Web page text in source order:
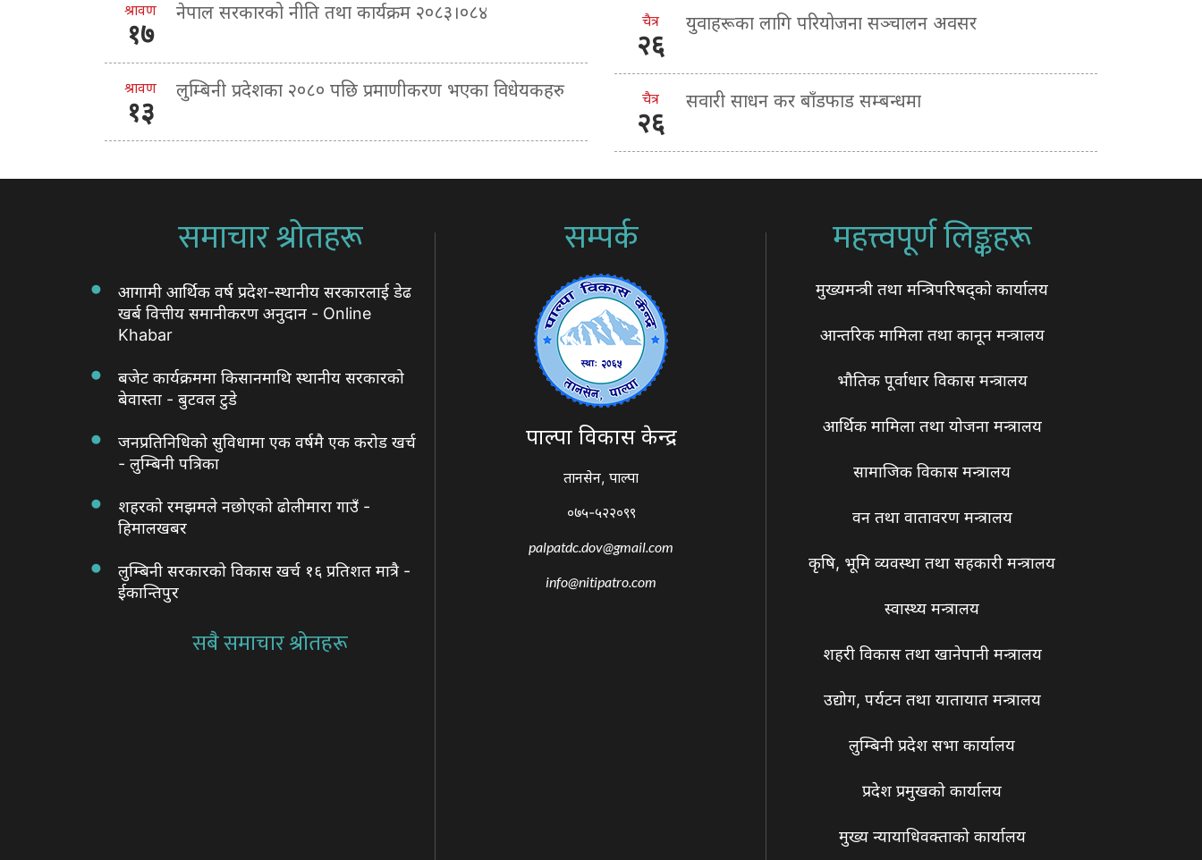
श्रावण
१७
नेपाल सरकारको नीति तथा कार्यक्रम २०८३।०८४
श्रावण
१३
लुम्बिनी प्रदेशका २०८० पछि प्रमाणीकरण भएका विधेयकहरु
चैत्र
२६
युवाहरूका लागि परियोजना सञ्चालन अवसर
चैत्र
२६
सवारी साधन कर बाँडफाड सम्बन्धमा
समाचार श्रोतहरू
आगामी आर्थिक वर्ष प्रदेश-स्थानीय सरकारलाई डेढ
खर्ब वित्तीय समानीकरण अनुदान - Online
Khabar
बजेट कार्यक्रममा किसानमाथि स्थानीय सरकारको
बेवास्ता - बुटवल टुडे
जनप्रतिनिधिको सुविधामा एक वर्षमै एक करोड खर्च
- लुम्बिनी पत्रिका
शहरको रमझमले नछोएको ढोलीमारा गाउँ -
हिमालखबर
लुम्बिनी सरकारको विकास खर्च १६ प्रतिशत मात्रै -
ईकान्तिपुर
सबै समाचार श्रोतहरू
सम्पर्क
पाल्पा विकास केन्द्र
तानसेन, पाल्पा
०७५-५२२०९९
palpatdc.dov@gmail.com
info@nitipatro.com
महत्त्वपूर्ण लिङ्कहरू
मुख्यमन्त्री तथा मन्त्रिपरिषद्को कार्यालय
आन्तरिक मामिला तथा कानून मन्त्रालय
भौतिक पूर्वाधार विकास मन्त्रालय
आर्थिक मामिला तथा योजना मन्त्रालय
सामाजिक विकास मन्त्रालय
वन तथा वातावरण मन्त्रालय
कृषि, भूमि व्यवस्था तथा सहकारी मन्त्रालय
स्वास्थ्य मन्त्रालय
शहरी विकास तथा खानेपानी मन्त्रालय
उद्योग, पर्यटन तथा यातायात मन्त्रालय
लुम्बिनी प्रदेश सभा कार्यालय
प्रदेश प्रमुखको कार्यालय
मुख्य न्यायाधिवक्ताको कार्यालय